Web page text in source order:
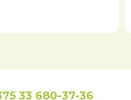
33 680-37-36